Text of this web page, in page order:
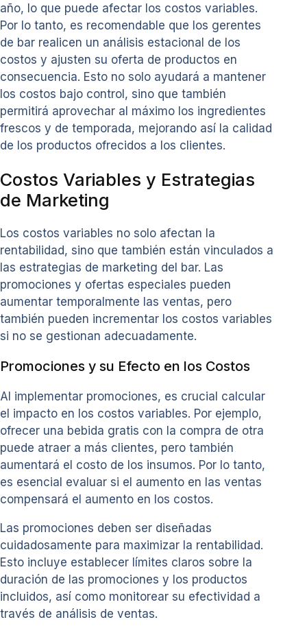
año, lo que puede afectar los costos variables.
Por lo tanto, es recomendable que los gerentes
de bar realicen un análisis estacional de los
costos y ajusten su oferta de productos en
consecuencia. Esto no solo ayudará a mantener
los costos bajo control, sino que también
permitirá aprovechar al máximo los ingredientes
frescos y de temporada, mejorando así la calidad
de los productos ofrecidos a los clientes.
Costos Variables y Estrategias
de Marketing
Los costos variables no solo afectan la
rentabilidad, sino que también están vinculados a
las estrategias de marketing del bar. Las
promociones y ofertas especiales pueden
aumentar temporalmente las ventas, pero
también pueden incrementar los costos variables
si no se gestionan adecuadamente.
Promociones y su Efecto en los Costos
Al implementar promociones, es crucial calcular
el impacto en los costos variables. Por ejemplo,
ofrecer una bebida gratis con la compra de otra
puede atraer a más clientes, pero también
aumentará el costo de los insumos. Por lo tanto,
es esencial evaluar si el aumento en las ventas
compensará el aumento en los costos.
Las promociones deben ser diseñadas
cuidadosamente para maximizar la rentabilidad.
Esto incluye establecer límites claros sobre la
duración de las promociones y los productos
incluidos, así como monitorear su efectividad a
través de análisis de ventas.